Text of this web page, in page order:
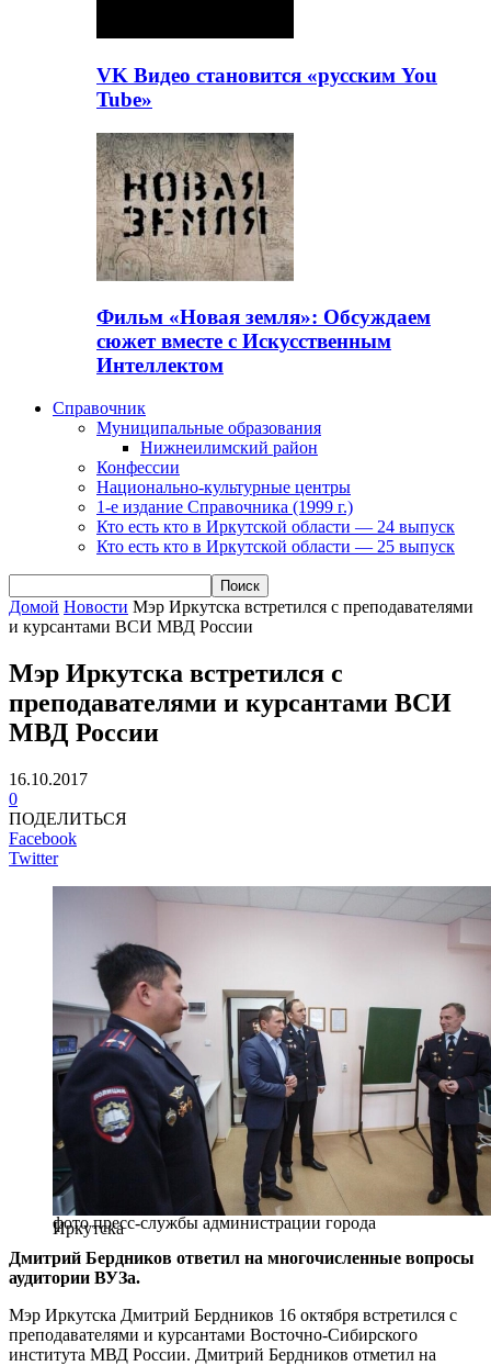
VK Видео становится «русским You
Tube»
Фильм «Новая земля»: Обсуждаем
сюжет вместе с Искусственным
Интеллектом
Справочник
Муниципальные образования
Нижнеилимский район
Конфессии
Национально-культурные центры
1-е издание Справочника (1999 г.)
Кто есть кто в Иркутской области — 24 выпуск
Кто есть кто в Иркутской области — 25 выпуск
Домой Новости Мэр Иркутска встретился с преподавателями
и курсантами ВСИ МВД России
Мэр Иркутска встретился с
преподавателями и курсантами ВСИ
МВД России
16.10.2017
0
ПОДЕЛИТЬСЯ
Facebook
Twitter
фото пресс-службы администрации города
Иркутска
Дмитрий Бердников ответил на многочисленные вопросы
аудитории ВУЗа.
Мэр Иркутска Дмитрий Бердников 16 октября встретился с
преподавателями и курсантами Восточно-Сибирского
института МВД России. Дмитрий Бердников отметил на